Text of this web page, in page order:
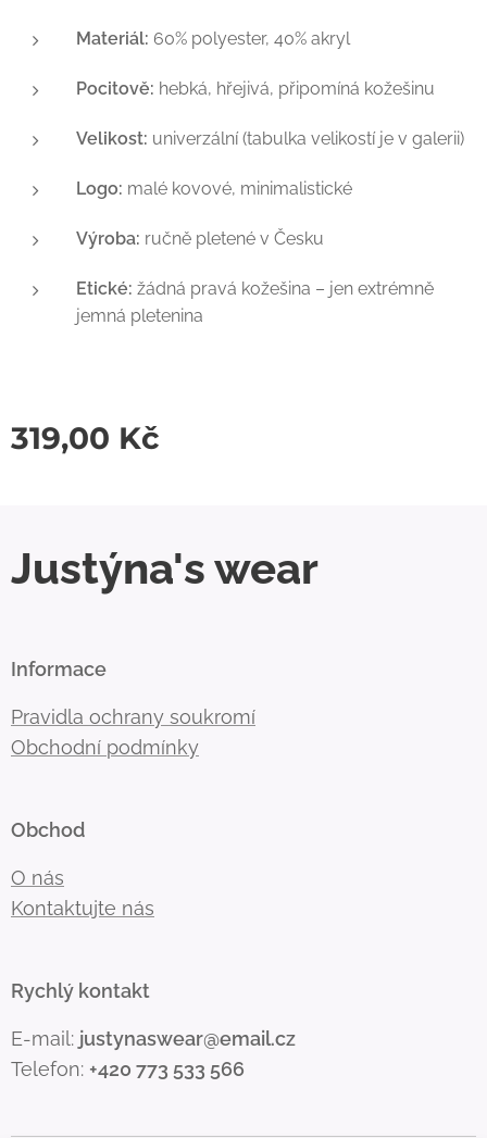
Materiál: 60% polyester, 40% akryl
Pocitově: hebká, hřejivá, připomíná kožešinu
Velikost: univerzální (tabulka velikostí je v galerii)
Logo: malé kovové, minimalistické
Výroba: ručně pletené v Česku
Etické: žádná pravá kožešina – jen extrémně
jemná pletenina
319,00 Kč
Justýna's wear
Informace
Pravidla ochrany soukromí
Obchodní podmínky
Obchod
O nás
Kontaktujte nás
Rychlý kontakt
E-mail: justynaswear@email.cz
Telefon: +420 773 533 566